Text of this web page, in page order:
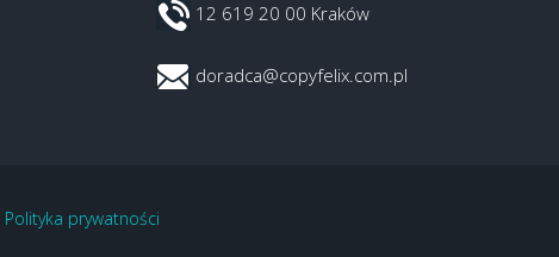
12 619 20 00 Kraków
doradca@copyfelix.com.pl
Polityka prywatności